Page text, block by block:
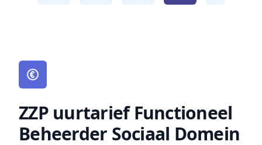
ZZP uurtarief Functioneel
Beheerder Sociaal Domein